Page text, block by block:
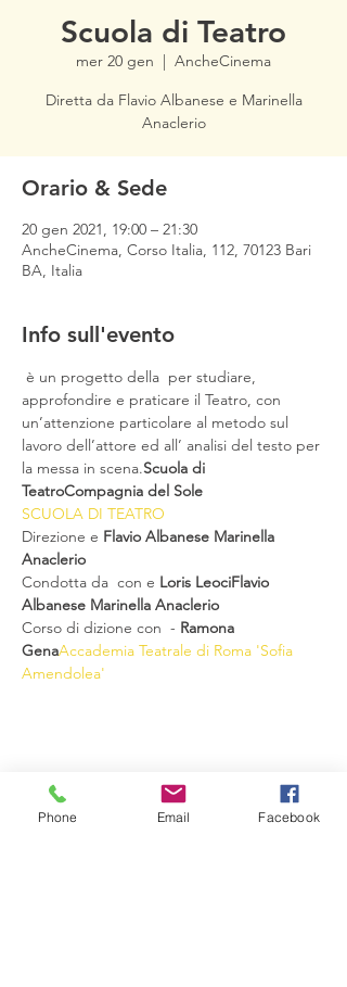
Scuola di Teatro
mer 20 gen
  |
AncheCinema
Diretta da Flavio Albanese e Marinella
Anaclerio
Orario & Sede
20 gen 2021, 19:00 – 21:30
AncheCinema, Corso Italia, 112, 70123 Bari
BA, Italia
Info sull'evento
è un progetto della per studiare,
approfondire e praticare il Teatro, con
un’attenzione particolare al metodo sul
lavoro dell’attore ed all’ analisi del testo per
la messa in scena.Scuola di
TeatroCompagnia del Sole
SCUOLA DI TEATRO
Direzione e Flavio Albanese Marinella
Anaclerio
Condotta da con e Loris LeociFlavio
Albanese Marinella Anaclerio
Corso di dizione con - Ramona
GenaAccademia Teatrale di Roma 'Sofia
Amendolea'
Condividi questo evento
Phone Email Facebook